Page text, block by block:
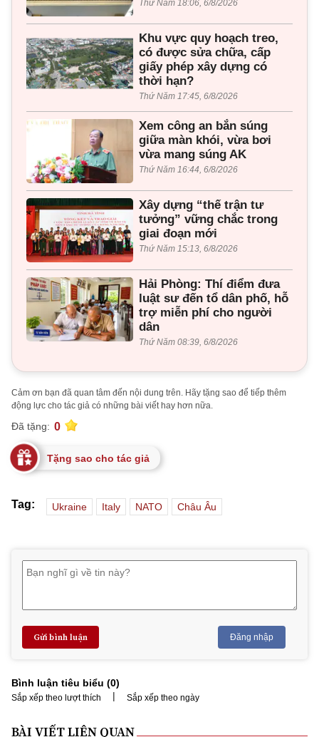
Thứ Năm 18:06, 6/8/2026
Khu vực quy hoạch treo,
có được sửa chữa, cấp
giấy phép xây dựng có
thời hạn?
Thứ Năm 17:45, 6/8/2026
Xem công an bắn súng
giữa màn khói, vừa bơi
vừa mang súng AK
Thứ Năm 16:44, 6/8/2026
Xây dựng “thế trận tư
tưởng” vững chắc trong
giai đoạn mới
Thứ Năm 15:13, 6/8/2026
Hải Phòng: Thí điểm đưa
luật sư đến tổ dân phố, hỗ
trợ miễn phí cho người
dân
Thứ Năm 08:39, 6/8/2026
Cảm ơn bạn đã quan tâm đến nội dung trên. Hãy tặng sao để tiếp thêm
động lực cho tác giả có những bài viết hay hơn nữa.
Đã tặng: 0
Tặng sao cho tác giả
Tag: Ukraine Italy NATO Châu Âu
Gửi bình luận Đăng nhập
Bình luận tiêu biểu (0)
Sắp xếp theo lượt thích | Sắp xếp theo ngày
BÀI VIẾT LIÊN QUAN